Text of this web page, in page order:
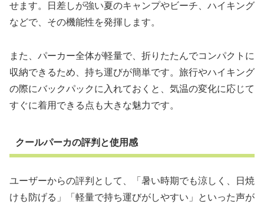
せます。日差しが強い夏のキャンプやビーチ、ハイキング
などで、その機能性を発揮します。
また、パーカー全体が軽量で、折りたたんでコンパクトに
収納できるため、持ち運びが簡単です。旅行やハイキング
の際にバックパックに入れておくと、気温の変化に応じて
すぐに着用できる点も大きな魅力です。
クールパーカの評判と使用感
ユーザーからの評判として、「暑い時期でも涼しく、日焼
けも防げる」「軽量で持ち運びがしやすい」といった声が